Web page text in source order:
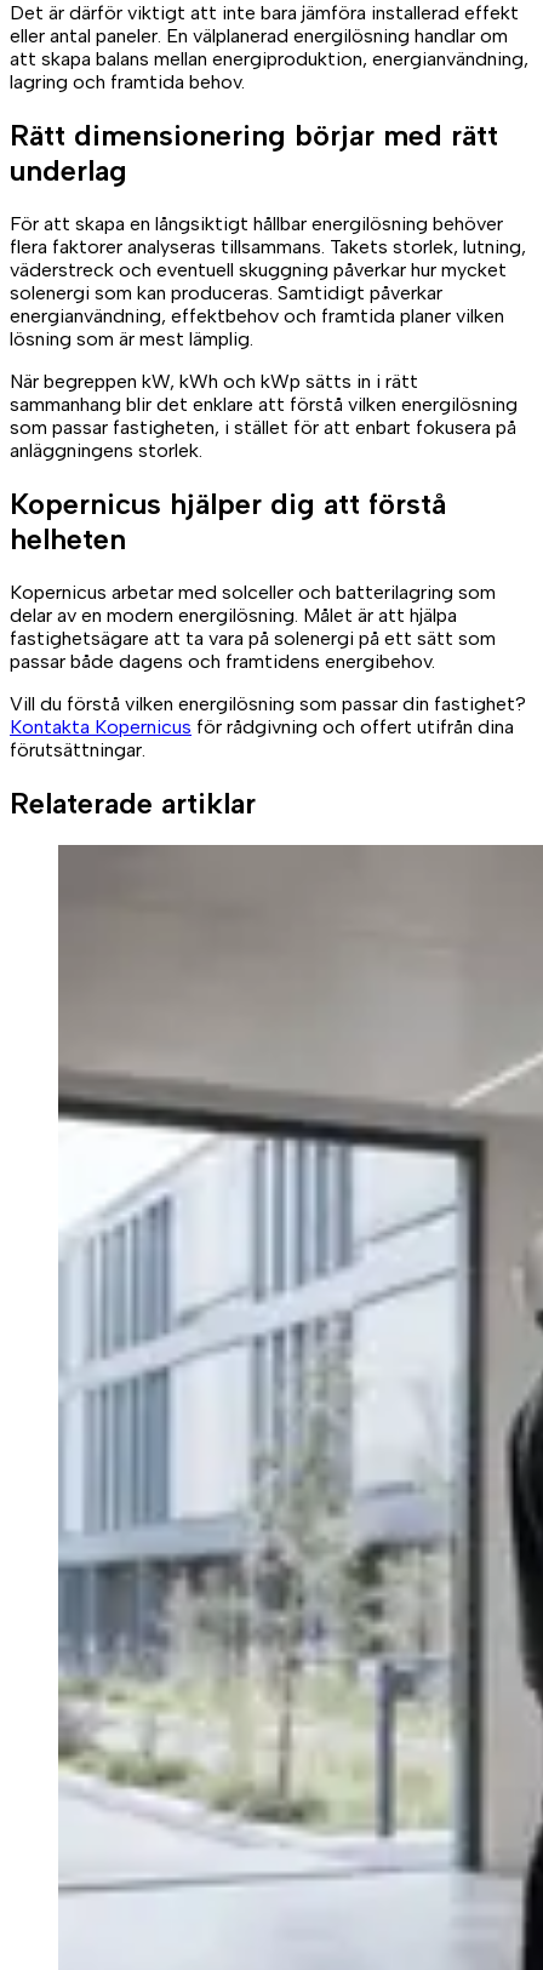
Det är därför viktigt att inte bara jämföra installerad effekt
eller antal paneler. En välplanerad energilösning handlar om
att skapa balans mellan energiproduktion, energianvändning,
lagring och framtida behov.
Rätt dimensionering börjar med rätt
underlag
För att skapa en långsiktigt hållbar energilösning behöver
flera faktorer analyseras tillsammans. Takets storlek, lutning,
väderstreck och eventuell skuggning påverkar hur mycket
solenergi som kan produceras. Samtidigt påverkar
energianvändning, effektbehov och framtida planer vilken
lösning som är mest lämplig.
När begreppen kW, kWh och kWp sätts in i rätt
sammanhang blir det enklare att förstå vilken energilösning
som passar fastigheten, i stället för att enbart fokusera på
anläggningens storlek.
Kopernicus hjälper dig att förstå
helheten
Kopernicus arbetar med solceller och batterilagring som
delar av en modern energilösning. Målet är att hjälpa
fastighetsägare att ta vara på solenergi på ett sätt som
passar både dagens och framtidens energibehov.
Vill du förstå vilken energilösning som passar din fastighet?
Kontakta Kopernicus för rådgivning och offert utifrån dina
förutsättningar.
Relaterade artiklar